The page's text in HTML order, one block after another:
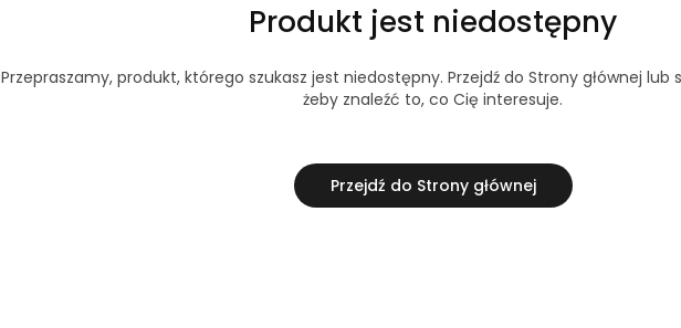
Produkt jest niedostępny
Przepraszamy, produkt, którego szukasz jest niedostępny. Przejdź do Strony głównej lub
żeby znaleźć to, co Cię interesuje.
Przejdź do Strony głównej